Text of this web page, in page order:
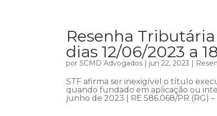
Resenha Tributária
dias 12/06/2023 a
porSCMD Advogados | jun 22, 2023 |
STF afirma ser inexigível o título
quando fundado em aplicação ou
junho de 2023 | RE 586.068/PR (RG)